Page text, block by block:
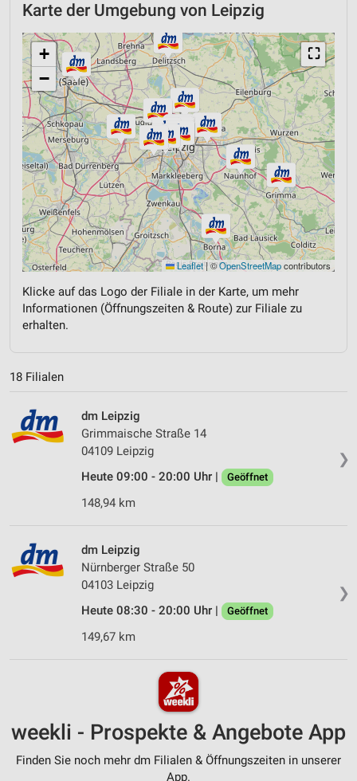
Karte der Umgebung von Leipzig
⛶
+
−
Leaflet |©OpenStreetMapcontributors
Klicke auf das Logo der Filiale in der Karte, um mehr
Informationen (Öffnungszeiten & Route) zur Filiale zu
erhalten.
18 Filialen
❯
dm Leipzig
Grimmaische Straße 14
04109 Leipzig
Heute 09:00 - 20:00 Uhr |
Geöffnet
148,94 km
❯
dm Leipzig
Nürnberger Straße 50
04103 Leipzig
Heute 08:30 - 20:00 Uhr |
Geöffnet
149,67 km
weekli - Prospekte & Angebote App
Finden Sie noch mehr dm Filialen & Öffnungszeiten in unserer
App.